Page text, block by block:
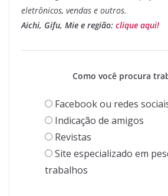
eletrônicos, vendas e outros.
Aichi, Gifu, Mie e região: clique aqui!
Como você procura
Facebook ou redes
Indicação de amigos
Revistas
Site especializado em
trabalhos